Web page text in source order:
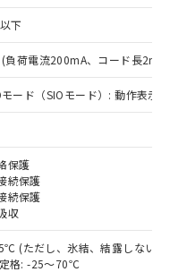
下
(負荷電流200mA、コード長2m
ード（SIOモード）: 動作表示
保護
続保護
続保護
収
(ただし、氷結、結露しないこ
格: -25～70℃
（10物質）の
可能な商品で